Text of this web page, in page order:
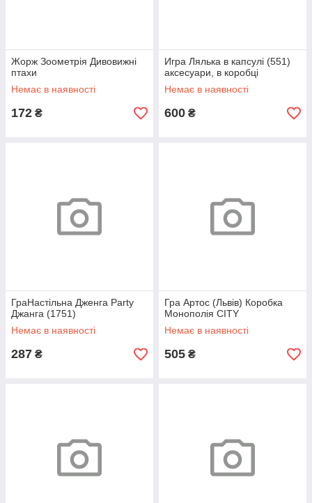
Жорж Зоометрія Дивовижні
птахи
Немає в наявності
172 ₴
Игра Лялька в капсулі (551)
аксесуари, в коробці
Немає в наявності
600 ₴
ГраНастільна Дженга Party
Джанга (1751)
Немає в наявності
287 ₴
Гра Артос (Львів) Коробка
Монополія CITY
Немає в наявності
505 ₴